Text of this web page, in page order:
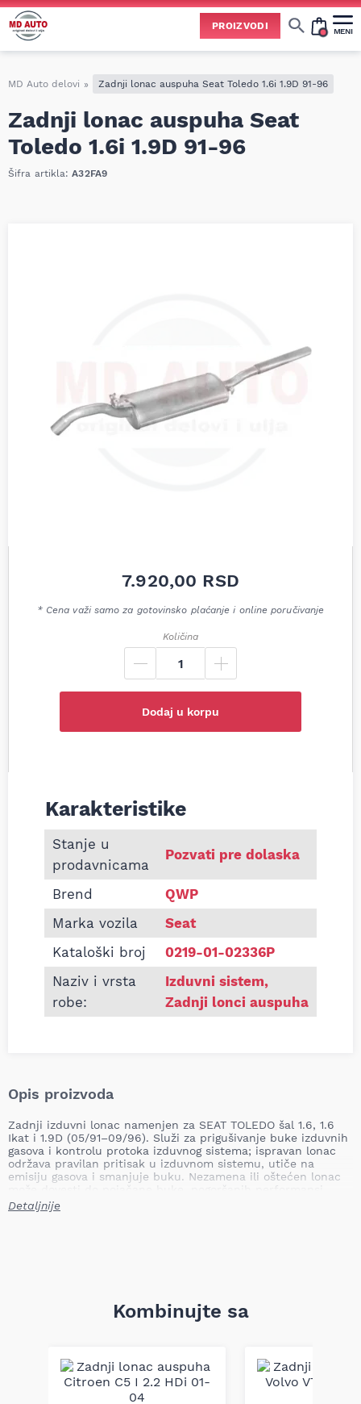
PROIZVODI MENI
MD Auto delovi » Zadnji lonac auspuha Seat Toledo 1.6i 1.9D 91-96
Zadnji lonac auspuha Seat
Toledo 1.6i 1.9D 91-96
Šifra artikla:A32FA9
7.920,00 RSD
* Cena važi samo za gotovinsko plaćanje i online poručivanje
Količina
Dodaj u korpu
Informacije o Zadnji lonac auspuha Seat Toledo
Karakteristike
Stanje u
prodavnicama
Pozvati pre dolaska
Brend
QWP
Marka vozila
Seat
Kataloški broj
0219-01-02336P
Naziv i vrsta
robe:
Izduvni sistem,
Zadnji lonci auspuha
Opis proizvoda
Zadnji izduvni lonac namenjen za SEAT TOLEDO šal 1.6, 1.6
Ikat i 1.9D (05/91–09/96). Služi za prigušivanje buke izduvnih
gasova i kontrolu protoka izduvnog sistema; ispravan lonac
održava pravilan pritisak u izduvnom sistemu, utiče na
emisiju gasova i smanjuje buku. Nezamena ili oštećen lonac
može dovesti do pojačane buke, pogoršanih performansi
motora, povećane emisije štetnih gasova i potencijalnog
oštećenja ostatka izduvnog sistema.
Lonac je dizajniran da zameni originalnu zadnju komponentu
kompatibilnost i pouzdan rad u vozilima navedenih modela.
Napomena: kompatibilnost se mora proveriti po broju šasije.
Detaljnije
Kombinujte sa